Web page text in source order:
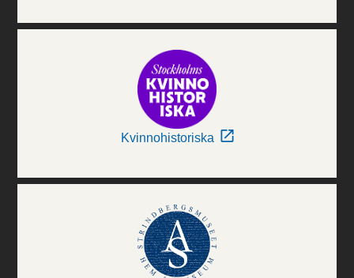
Kvinnohistoriska